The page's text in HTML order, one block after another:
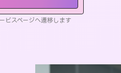
スページへ遷移します